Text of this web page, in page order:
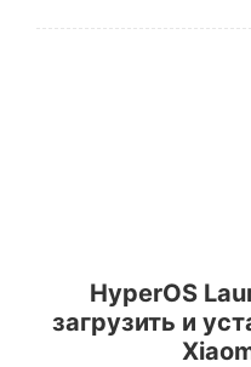
HyperOS
загрузить и